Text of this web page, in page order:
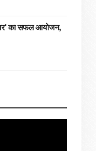
का सफल आयोजन,